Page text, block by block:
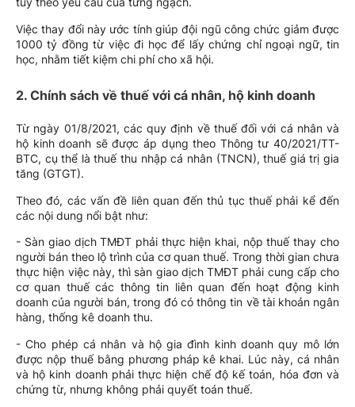
Việc thay đổi này ước tính giúp đội ngũ công chức giảm được
1000 tỷ đồng từ việc đi học để lấy chứng chỉ ngoại ngữ, tin
học, nhằm tiết kiệm chi phí cho xã hội.
2. Chính sách về thuế với cá nhân, hộ kinh doanh
Từ ngày 01/8/2021, các quy định về thuế đối với cá nhân và
hộ kinh doanh sẽ được áp dụng theo Thông tư 40/2021/TT-
BTC, cụ thể là thuế thu nhập cá nhân (TNCN), thuế giá trị gia
tăng (GTGT).
Theo đó, các vấn đề liên quan đến thủ tục thuế phải kể đến
các nội dung nổi bật như:
- Sàn giao dịch TMĐT phải thực hiện khai, nộp thuế thay cho
người bán theo lộ trình của cơ quan thuế. Trong thời gian chưa
thực hiện việc này, thì sàn giao dịch TMĐT phải cung cấp cho
cơ quan thuế các thông tin liên quan đến hoạt động kinh
doanh của người bán, trong đó có thông tin về tài khoản ngân
hàng, thống kê doanh thu.
- Cho phép cá nhân và hộ gia đình kinh doanh quy mô lớn
được nộp thuế bằng phương pháp kê khai. Lúc này, cá nhân
và hộ kinh doanh phải thực hiện chế độ kế toán, hóa đơn và
chứng từ, nhưng không phải quyết toán thuế.